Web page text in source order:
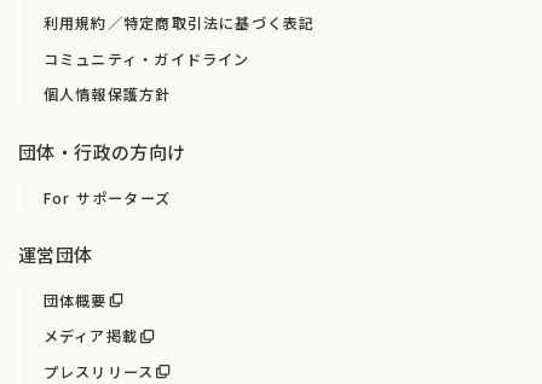
利用規約／特定商取引法に基づく表記
コミュニティ・ガイドライン
個人情報保護方針
団体・行政の方向け
For サポーターズ
運営団体
団体概要
メディア掲載
プレスリリース